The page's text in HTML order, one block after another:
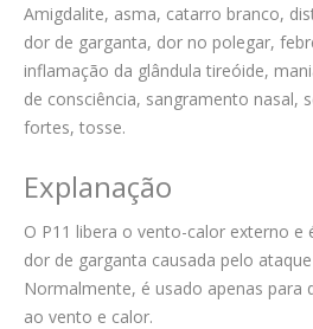
Amigdalite, asma, catarro branco,
dor de garganta, dor no polegar,
inflamação da glândula tireóide,
de consciência, sangramento nasal,
fortes, tosse.
Explanação
O P11 libera o vento-calor externo e
dor de garganta causada pelo
Normalmente, é usado apenas para
ao vento e calor.